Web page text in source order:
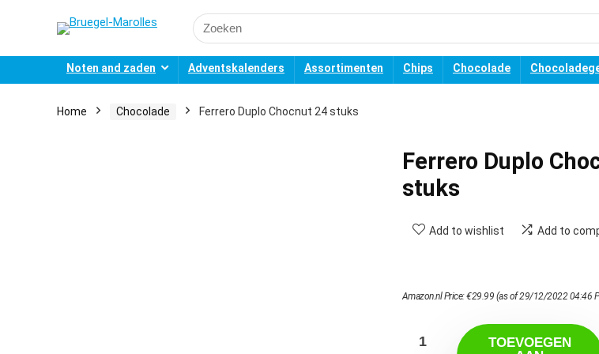
Search
for:
Noten and zaden Adventskalenders Assortimenten Chips Chocolade
Home Chocolade Ferrero Duplo Chocnut 24 stuks
Ferrero Duplo
stuks
Add to wishlist Add to
Amazon.nl Price:€29.99 (as of 29/12/2022 04:46
TOEVOEGEN